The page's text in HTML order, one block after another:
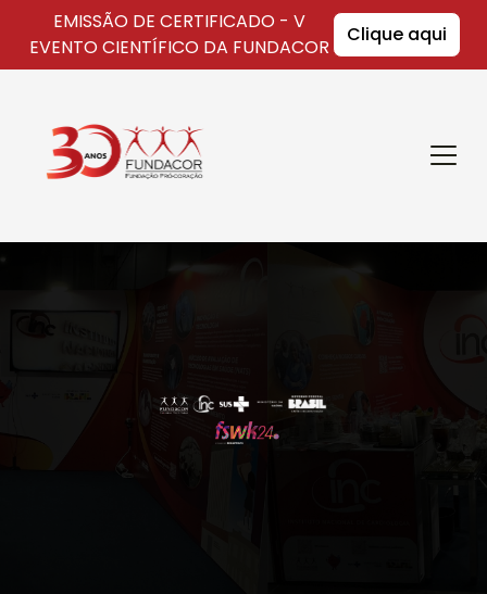
EMISSÃO DE CERTIFICADO - V
EVENTO CIENTÍFICO DA FUNDACOR
Clique aqui
Fundacor
Abrir